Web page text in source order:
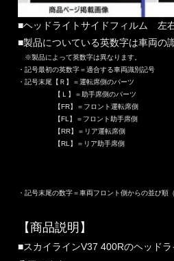
■ヘッドライトサイドフィルム 左
■製品についている英数字は車両の
※製品によって英数字は異なります。
・記号最初の英数字＝適合する車両識別記号
・記号末尾【Ｒ】＝運転席側のパーツ
【Ｌ】＝助手席側のパーツ
【FR】＝フロント運転席側
【FL】＝フロント助手席側
【RR】＝リア運転席側
【RL】＝リ
・記号末尾の数字＝車両フロント側からの並び順（
【商品説明】
■スカイラインV37 400Rのヘッド